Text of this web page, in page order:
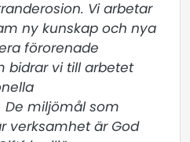
Vi arbetar
ny kunskap och nya
förorenade
bidrar vi till arbetet
miljömål som
verksamhet är God